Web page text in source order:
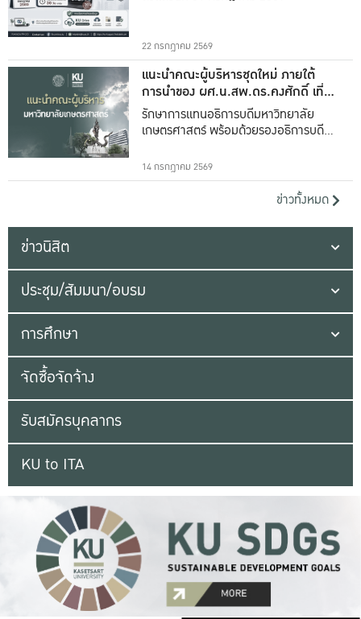
22 กรกฎาคม 2569
แนะนำคณะผู้บริหารชุดใหม่ ภายใต้
การนำของ ผศ.น.สพ.ดร.คงศักดิ์ เที่ยง
ธรรม
รักษาการแทนอธิการบดีมหาวิทยาลัย
เกษตรศาสตร์ พร้อมด้วยรองอธิการบดีทั้ง
14 กรกฎาคม 2569
ข่าวทั้งหมด
ข่าวนิสิต
ประชุม/สัมมนา/อบรม
การศึกษา
จัดซื้อจัดจ้าง
รับสมัครบุคลากร
KU to ITA